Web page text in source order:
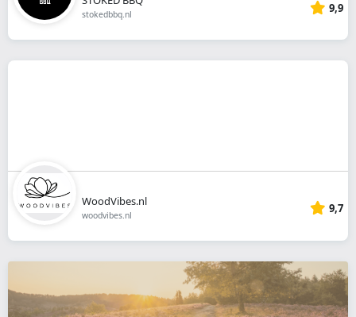
stokedbbq.nl 9,9
WoodVibes.nl
woodvibes.nl 9,7